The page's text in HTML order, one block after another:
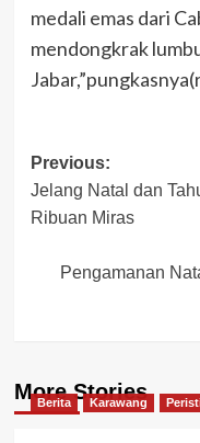
medali emas dari
mendongkrak
Post
navigation
Previous:
Jelang Natal dan
Ribuan Miras
Pengamanan
More Stories
Berita Karawang